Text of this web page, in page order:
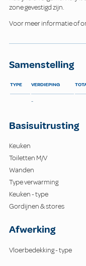
zone gevestigd zijn.
Voor meer informatie of
Samenstelling
TYPE VERDIEPING
-
Basisuitrusting
Keuken
Toiletten M/V
Wanden
Type verwarming
Keuken - type
Gordijnen & stores
Afwerking
Vloerbedekking - type